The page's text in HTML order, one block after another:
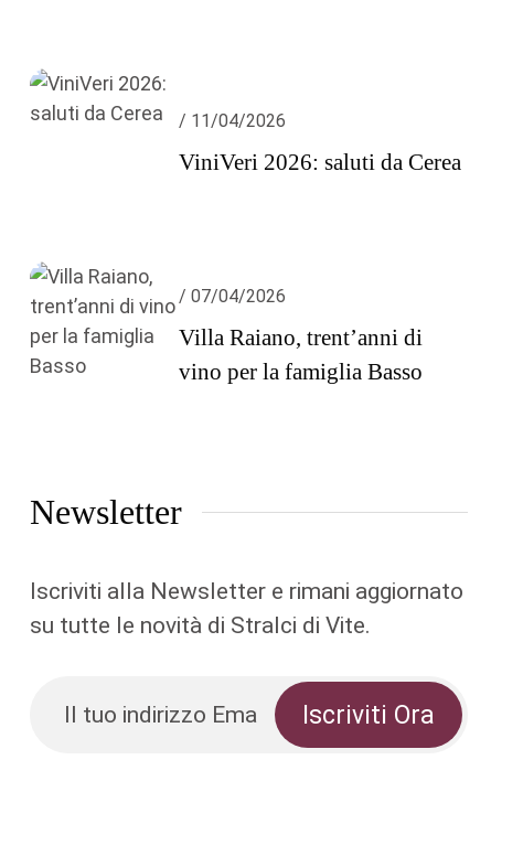
/ 11/04/2026
ViniVeri 2026: saluti da Cerea
/ 07/04/2026
Villa Raiano, trent’anni di
vino per la famiglia Basso
Newsletter
Iscriviti alla Newsletter e rimani aggiornato
su tutte le novità di Stralci di Vite.